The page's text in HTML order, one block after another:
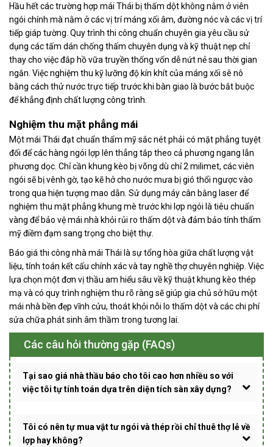
Hầu hết các trường hợp mái Thái bị thấm dột không nằm ở viên
ngói chính mà nằm ở các vị trí máng xối âm, đường nóc và các vị trí
tiếp giáp tường. Quy trình thi công chuẩn chuyên gia yêu cầu sử
dụng các tấm dán chống thấm chuyên dụng và kỹ thuật nẹp chỉ
thay cho việc đắp hồ vữa truyền thống vốn dễ nứt nẻ sau thời gian
ngắn. Việc nghiệm thu kỹ lưỡng độ kín khít của máng xối sê nô
bằng cách thử nước trực tiếp trước khi bàn giao là bước bắt buộc
để khẳng định chất lượng công trình.
Nghiệm thu mặt phẳng mái
Một mái Thái đạt chuẩn thẩm mỹ sắc nét phải có mặt phẳng tuyệt
đối để các hàng ngói lợp lên thẳng tắp theo cả phương ngang lẫn
phương dọc. Chỉ cần khung kèo bị võng dù chỉ 2 milimet, các viên
ngói sẽ bị vênh gờ, tạo kẽ hở cho nước mưa bị gió thổi ngược vào
trong qua hiện tượng mao dẫn. Sử dụng máy cân bằng laser để
nghiệm thu mặt phẳng khung mè trước khi lợp ngói là tiêu chuẩn
vàng để bảo vệ mái nhà khỏi rủi ro thấm dột và đảm bảo tính thẩm
mỹ điềm đạm sang trọng cho biệt thự.
Báo giá thi công nhà mái Thái là sự tổng hòa giữa chất lượng vật
liệu, tính toán kết cấu chính xác và tay nghề thợ chuyên nghiệp. Việc
lựa chọn một đơn vị thầu am hiểu sâu về kỹ thuật khung kèo thép
mạ và có quy trình nghiệm thu rõ ràng sẽ giúp gia chủ sở hữu một
mái nhà bền đẹp vĩnh cửu, thoát khỏi nỗi lo thấm dột và các chi phí
sửa chữa phát sinh âm thầm trong tương lai.
Các câu hỏi thường gặp (FAQs)
Tại sao giá nhà thầu báo cho tôi cao hơn nhiều so với
việc tôi tự tính toán dựa trên diện tích sàn xây dựng?
Tôi có nên tự mua vật tư ngói và thép rồi chỉ thuê thợ lẻ về
lợp hay không?